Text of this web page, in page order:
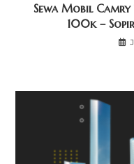
Sewa Mobil
100k –